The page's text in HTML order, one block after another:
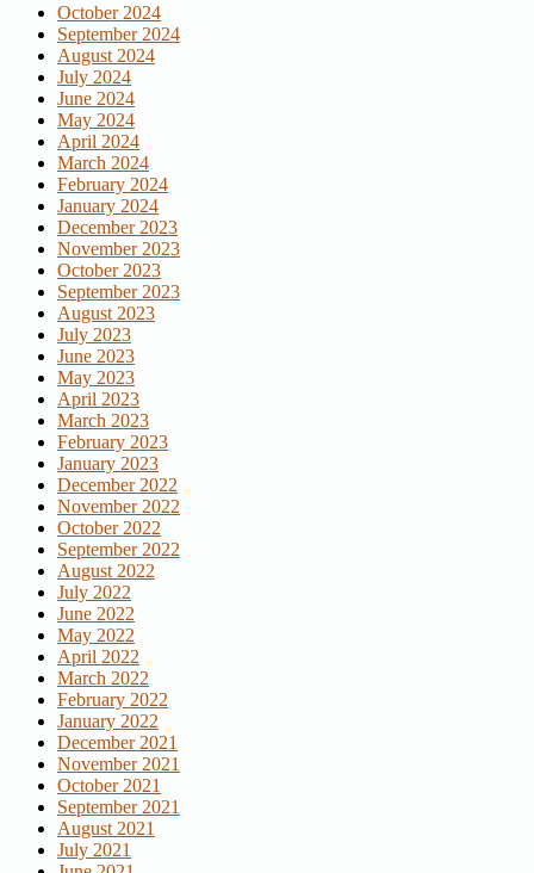
October 2024
September 2024
August 2024
July 2024
June 2024
May 2024
April 2024
March 2024
February 2024
January 2024
December 2023
November 2023
October 2023
September 2023
August 2023
July 2023
June 2023
May 2023
April 2023
March 2023
February 2023
January 2023
December 2022
November 2022
October 2022
September 2022
August 2022
July 2022
June 2022
May 2022
April 2022
March 2022
February 2022
January 2022
December 2021
November 2021
October 2021
September 2021
August 2021
July 2021